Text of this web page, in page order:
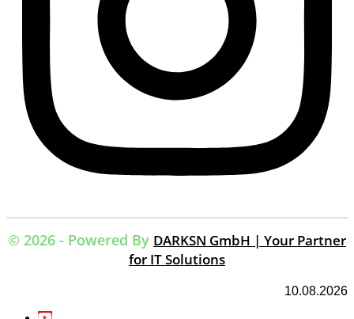
© 2026 - Powered By DARKSN GmbH | Your Partner
for IT Solutions
10.08.2026